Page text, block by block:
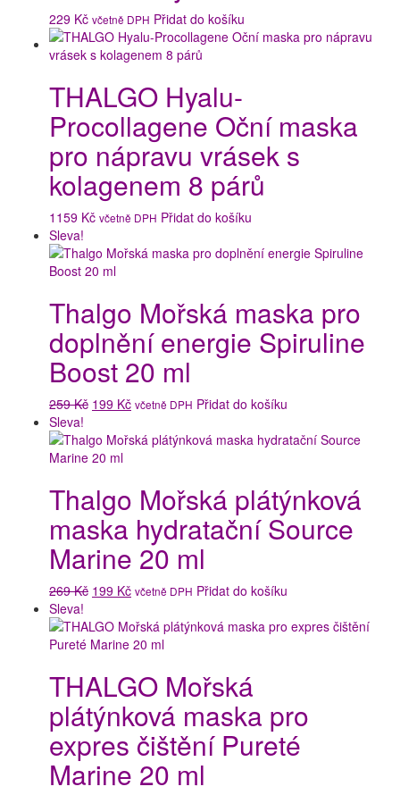
229 Kč včetně DPH Přidat do košíku
THALGO Hyalu-
Procollagene Oční maska
pro nápravu vrásek s
kolagenem 8 párů
1159 Kč včetně DPH Přidat do košíku
Sleva!
Thalgo Mořská maska pro
doplnění energie Spiruline
Boost 20 ml
259Kč Původní
byla:
259 Kč.
199 KčAktuální
je:
včetně DPH Přidat do košíku
Sleva!
Thalgo Mořská plátýnková
maska hydratační Source
Marine 20 ml
269Kč Původní
byla:
269 Kč.
199 KčAktuální
je:
199 Kč.
včetně DPH Přidat do košíku
Sleva!
THALGO Mořská
plátýnková maska pro
expres čištění Pureté
Marine 20 ml